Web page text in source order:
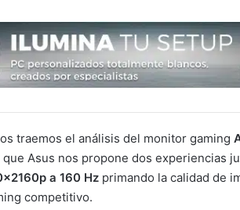
traemos el análisis del monitor gaming
Asus nos propone dos experiencias
a 160 Hz primando la calidad de
competitivo.